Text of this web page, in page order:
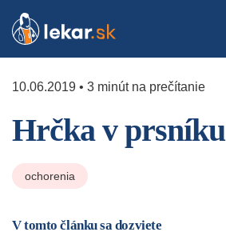
10.06.2019 • 3 minút na prečítanie
Hrčka v prsníku
ochorenia
V tomto článku sa dozviete